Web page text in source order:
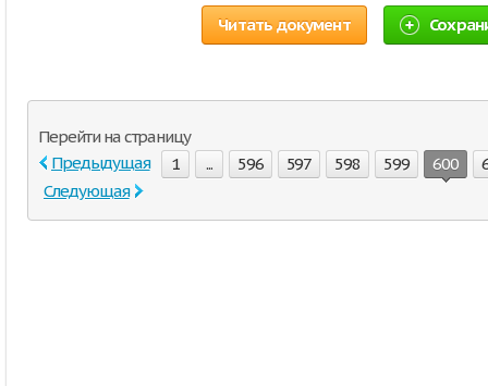
Читать документ
Перейти на страницу
Предыдущая
1 ... 596 597 598 599 600
Следующая